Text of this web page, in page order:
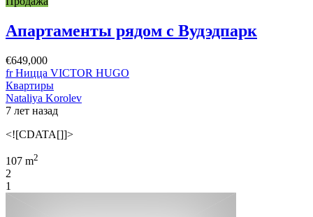
Апартаменты рядом с Вудэдпарк
€649,000
fr Ницца VICTOR HUGO
Квартиры
Nataliya Korolev
7 лет назад
<![CDATA[]]>
107 m2
2
1